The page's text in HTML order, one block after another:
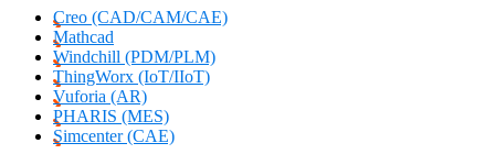
Creo (CAD/CAM/CAE)
Mathcad
Windchill (PDM/PLM)
ThingWorx (IoT/IIoT)
Vuforia (AR)
PHARIS (MES)
Simcenter (CAE)